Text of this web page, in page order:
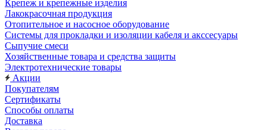
Крепеж и крепежные изделия
Лакокрасочная продукция
Отопительное и насосное оборудование
Системы для прокладки и изоляции кабеля и акссесуары
Сыпучие смеси
Хозяйственные товара и средства защиты
Электротехнические товары
Акции
Покупателям
Сертификаты
Способы оплаты
Доставка